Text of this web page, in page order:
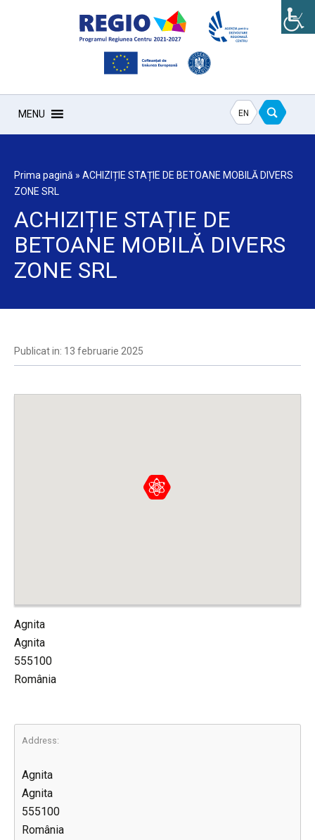
MENU EN
Prima pagină » ACHIZIȚIE STAȚIE DE BETOANE MOBILĂ DIVERS
ZONE SRL
ACHIZIȚIE STAȚIE DE
BETOANE MOBILĂ DIVERS
ZONE SRL
Publicat in: 13 februarie 2025
Agnita
Agnita
555100
România
Address:
Agnita
Agnita
555100
România